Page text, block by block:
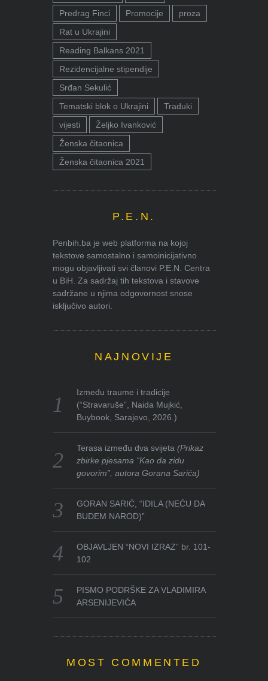
Predrag Finci
Promocije
proza
Rat u Ukrajini
Reading Balkans 2021
Rezidencijalne stipendije
Srđan Sekulić
Tematski blok o Ukrajini
Traduki
vijesti
Željko Ivanković
Ženska čitaonica
Ženska čitaonica 2021
P.E.N.
Penbih.ba je web platforma na kojoj
tekstove samostalno i samoinicijativno
mogu objavljivati svi članovi P.E.N. Centra
u BiH. Za sadržaj tih tekstova i stavove
sadržane u njima odgovornost snose
isključivo autori.
NAJNOVIJE
Između traume i tradicije
(“Stravaruše”, Naida Mujkić,
Buybook, Sarajevo, 2026.)
Terasa između dva svijeta(Prikaz
zbirke pjesama “Kao da zidu
govorim”, autora Gorana Sarića)
GORAN SARIĆ, “IDILA (NEĆU DA
BUDEM NAROD)”
OBJAVLJEN “NOVI IZRAZ” br. 101-
102
PISMO PODRŠKE ZA VLADIMIRA
ARSENIJEVIĆA
MOST COMMENTED